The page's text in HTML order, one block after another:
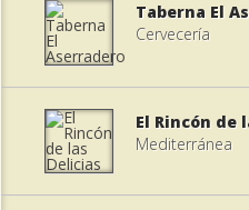
Taberna El
Cervecería
El Rincón de
Mediterránea